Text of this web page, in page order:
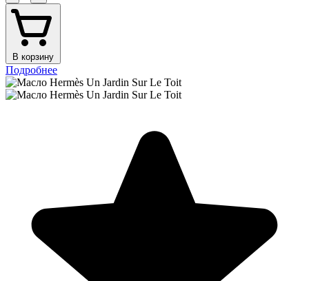
В корзину
Подробнее